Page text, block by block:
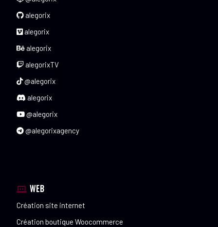
alegorix
alegorix
alegorix
alegorixTV
@alegorix
alegorix
@alegorix
@alegorixagency
WEB
Création site internet
Création boutique Woocommerce